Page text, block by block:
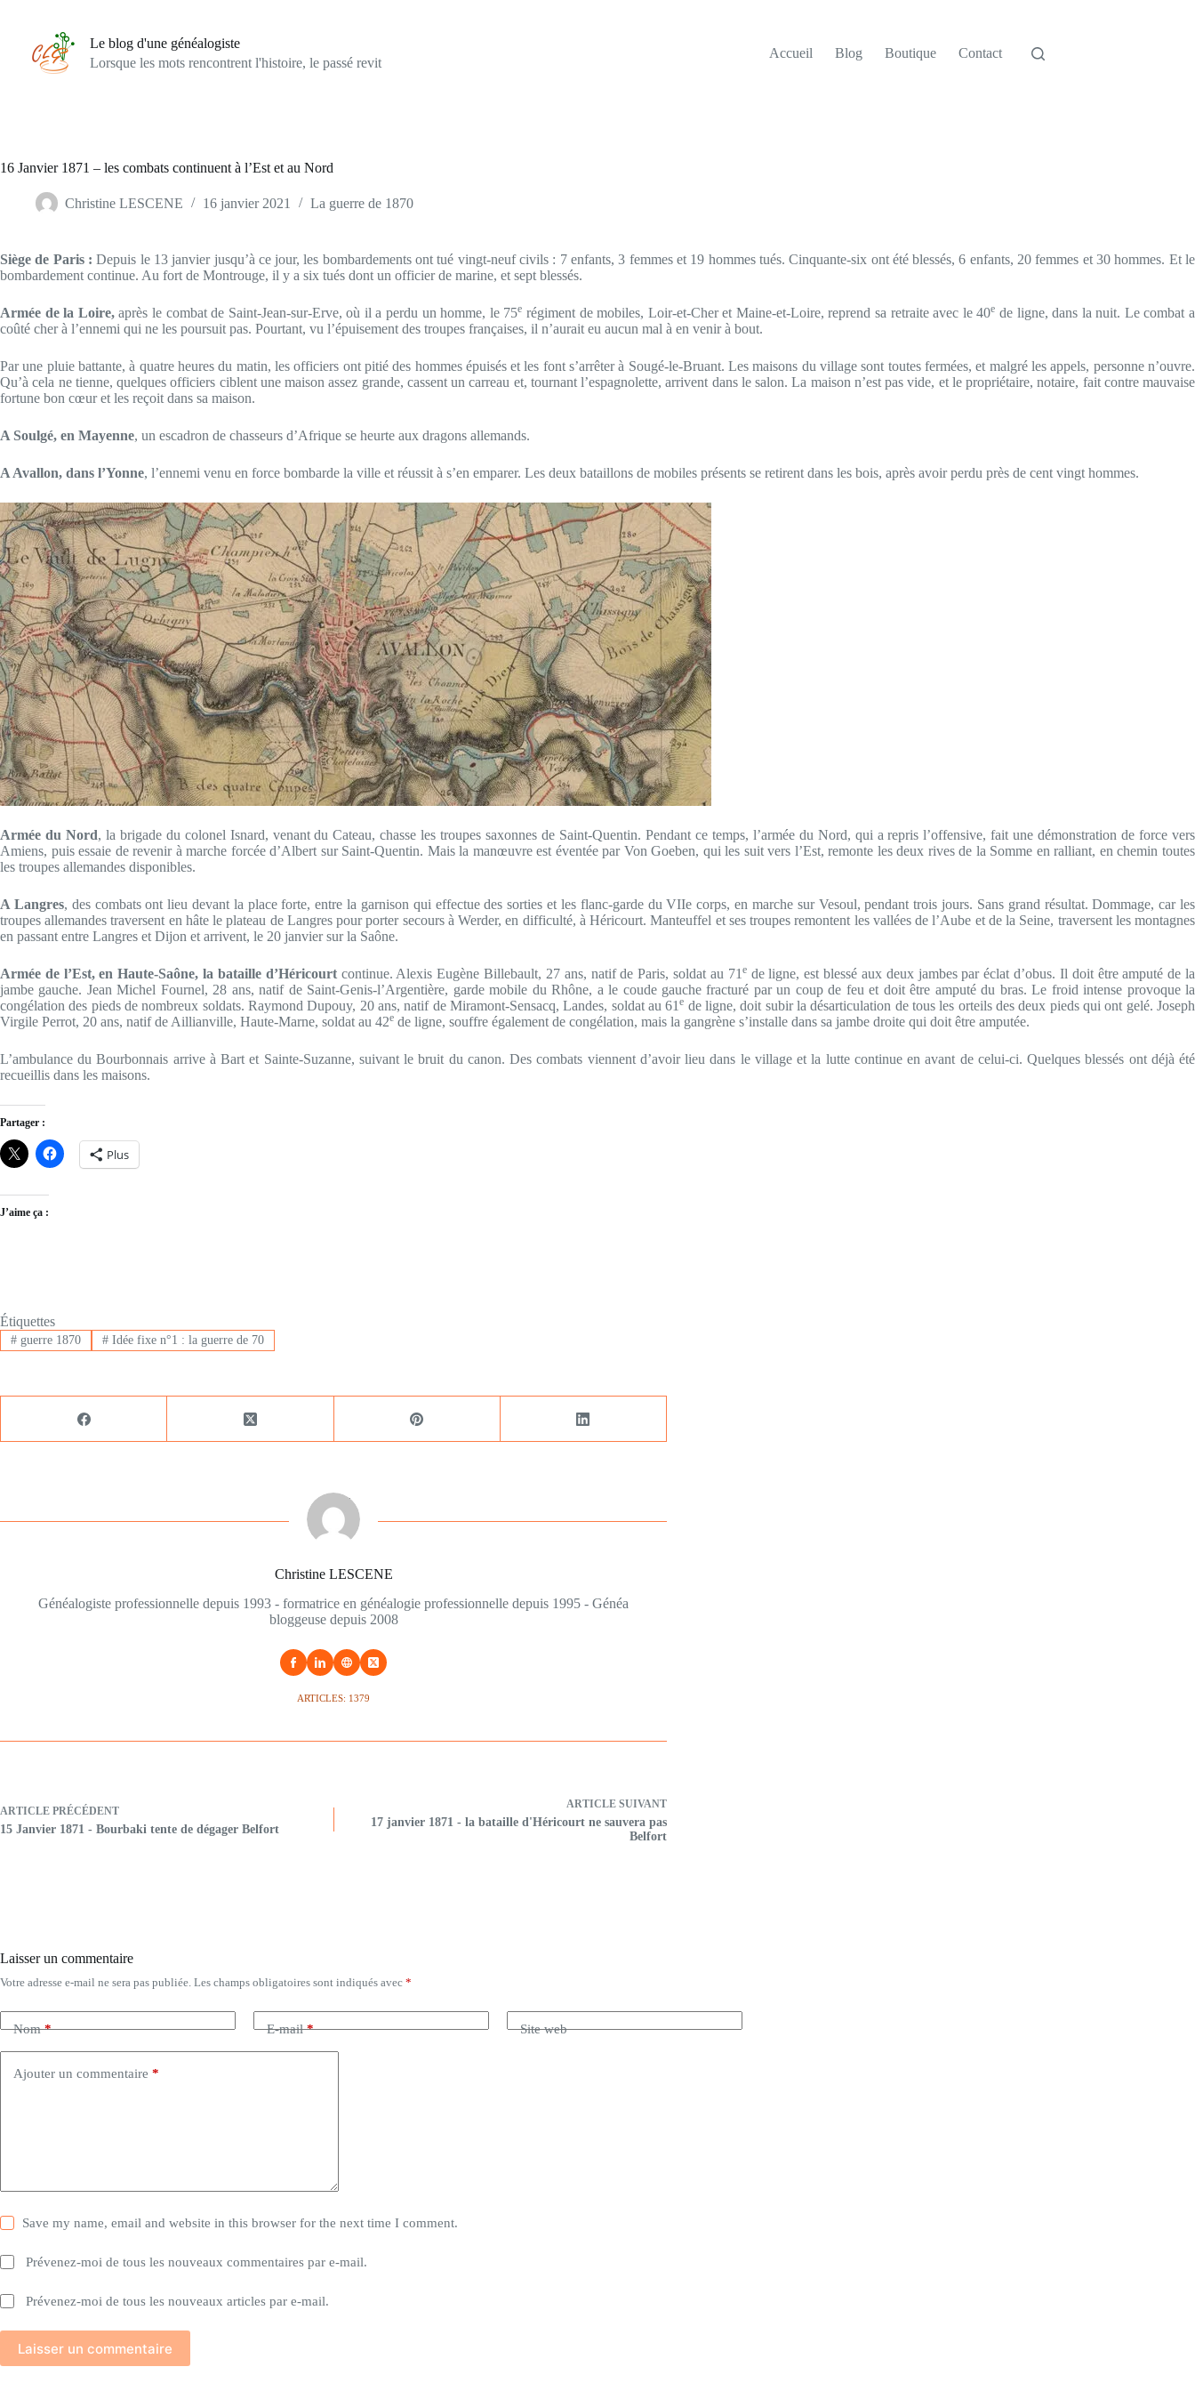
Le blog d'une généalogiste
Lorsque les mots rencontrent l'histoire, le passé revit
Accueil Blog Boutique Contact
16 Janvier 1871 – les combats continuent à l’Est et au Nord
Christine LESCENE 16 janvier 2021 La guerre de 1870
Siège de Paris :Depuis le 13 janvier jusqu’à ce jour, les bombardements ont tué vingt-neuf civils : 7 enfants, 3 femmes et 19 hommes tués. Cinquante-six ont été blessés, 6 enfants, 20 femmes et 30 hommes. Et le
bombardement continue. Au fort de Montrouge, il y a six tués dont un officier de marine, et sept blessés.
Armée de la Loire,après le combat de Saint-Jean-sur-Erve, où il a perdu un homme, le 75e régiment de mobiles, Loir-et-Cher et Maine-et-Loire, reprend sa retraite avec le 40e de ligne, dans la nuit. Le combat a
coûté cher à l’ennemi qui ne les poursuit pas. Pourtant, vu l’épuisement des troupes françaises, il n’aurait eu aucun mal à en venir à bout.
Par une pluie battante, à quatre heures du matin, les officiers ont pitié des hommes épuisés et les font s’arrêter à Sougé-le-Bruant. Les maisons du village sont toutes fermées, et malgré les appels, personne n’ouvre.
Qu’à cela ne tienne, quelques officiers ciblent une maison assez grande, cassent un carreau et, tournant l’espagnolette, arrivent dans le salon. La maison n’est pas vide, et le propriétaire, notaire, fait contre mauvaise
fortune bon cœur et les reçoit dans sa maison.
A Soulgé, en Mayenne, un escadron de chasseurs d’Afrique se heurte aux dragons allemands.
A Avallon, dans l’Yonne, l’ennemi venu en force bombarde la ville et réussit à s’en emparer. Les deux bataillons de mobiles présents se retirent dans les bois, après avoir perdu près de cent vingt hommes.
Armée du Nord, la brigade du colonel Isnard, venant du Cateau, chasse les troupes saxonnes de Saint-Quentin. Pendant ce temps, l’armée du Nord, qui a repris l’offensive, fait une démonstration de force vers
Amiens, puis essaie de revenir à marche forcée d’Albert sur Saint-Quentin. Mais la manœuvre est éventée par Von Goeben, qui les suit vers l’Est, remonte les deux rives de la Somme en ralliant, en chemin toutes
les troupes allemandes disponibles.
A Langres, des combats ont lieu devant la place forte, entre la garnison qui effectue des sorties et les flanc-garde du VIIe corps, en marche sur Vesoul, pendant trois jours. Sans grand résultat. Dommage, car les
troupes allemandes traversent en hâte le plateau de Langres pour porter secours à Werder, en difficulté, à Héricourt. Manteuffel et ses troupes remontent les vallées de l’Aube et de la Seine, traversent les montagnes
en passant entre Langres et Dijon et arrivent, le 20 janvier sur la Saône.
Armée de l’Est, en Haute-Saône, la bataille d’Héricourtcontinue. Alexis Eugène Billebault, 27 ans, natif de Paris, soldat au 71 ede ligne, est blessé aux deux jambes par éclat d’obus. Il doit être amputé de la
jambe gauche. Jean Michel Fournel, 28 ans, natif de Saint-Genis-l’Argentière, garde mobile du Rhône, a le coude gauche fracturé par un coup de feu et doit être amputé du bras. Le froid intense provoque la
congélation des pieds de nombreux soldats. Raymond Dupouy, 20 ans, natif de Miramont-Sensacq, Landes, soldat au 61e de ligne, doit subir la désarticulation de tous les orteils des deux pieds qui ont gelé. Joseph
Virgile Perrot, 20 ans, natif de Aillianville, Haute-Marne, soldat au 42e de ligne, souffre également de congélation, mais la gangrène s’installe dans sa jambe droite qui doit être amputée.
L’ambulance du Bourbonnais arrive à Bart et Sainte-Suzanne, suivant le bruit du canon. Des combats viennent d’avoir lieu dans le village et la lutte continue en avant de celui-ci. Quelques blessés ont déjà été
recueillis dans les maisons.
Partager :
Plus
J’aime ça :
Étiquettes
#guerre 1870 #Idée fixe n°1 : la guerre de 70
Christine LESCENE
Généalogiste professionnelle depuis 1993 - formatrice en généalogie professionnelle depuis 1995 - Généa
bloggeuse depuis 2008
ARTICLES: 1379
ARTICLE PRÉCÉDENT
15 Janvier 1871 - Bourbaki tente de dégager Belfort
ARTICLE SUIVANT
17 janvier 1871 - la bataille d'Héricourt ne sauvera pas
Belfort
Laisser un commentaire
Votre adresse e-mail ne sera pas publiée. Les champs obligatoires sont indiqués avec *
Nom* E-mail* Site web
Ajouter un commentaire *
Save my name, email and website in this browser for the next time I comment.
Prévenez-moi de tous les nouveaux commentaires par e-mail.
Prévenez-moi de tous les nouveaux articles par e-mail.
Laisser un commentaire